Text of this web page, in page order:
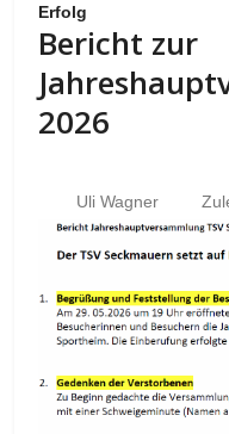
Erfolg
Bericht zur
2026
Uli Wagner